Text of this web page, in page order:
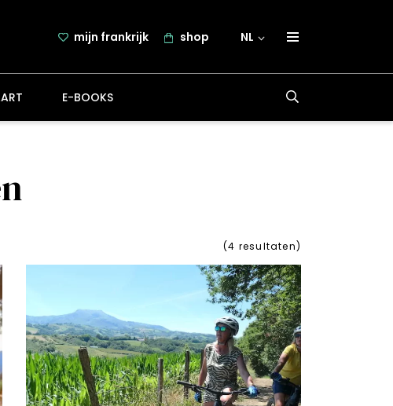
mijn frankrijk shop NL
over frankrijk.nl
E-BOOKS
(4 resultaten)